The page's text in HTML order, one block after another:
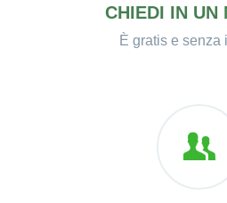
CHIEDI IN UN
È gratis e senza